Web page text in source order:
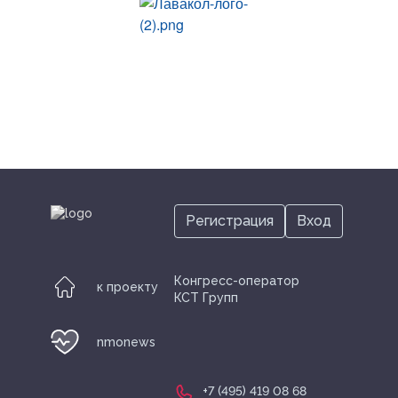
к проекту
nmonews
Конгресс-оператор
КСТ Групп
+7 (495) 419 08 68
Регистрация Вход